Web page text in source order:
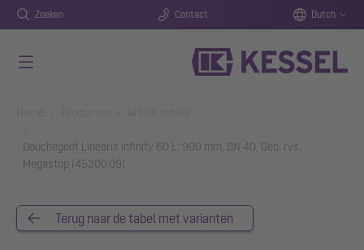
Zoeken Contact Dutch
Douchegoot Linearis Infinity 60 L: 900 mm, DN 40, Geb. rvs,
Megastop (45300.09)
Terug naar de tabel met varianten